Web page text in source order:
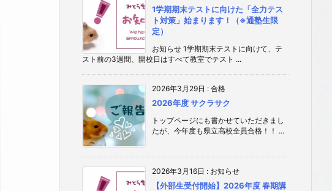
1学期期末テストに向けた「全力テス
ト対策」始まります！（※通塾生限
定）
お知らせ 1学期期末テストに向けて、テ
スト前の3週間、開校日はすべて教室でテスト ...
2026年3月29日 : 合格
2026年度 サクラサク
トップページにも書かせていただきまし
たが、今年度も県立高校全員合格！！ ...
2026年3月16日 : お知らせ
【外部生受付開始】2026年度 春期講